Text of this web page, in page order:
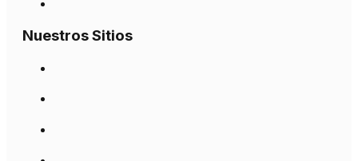
Nuestros Sitios